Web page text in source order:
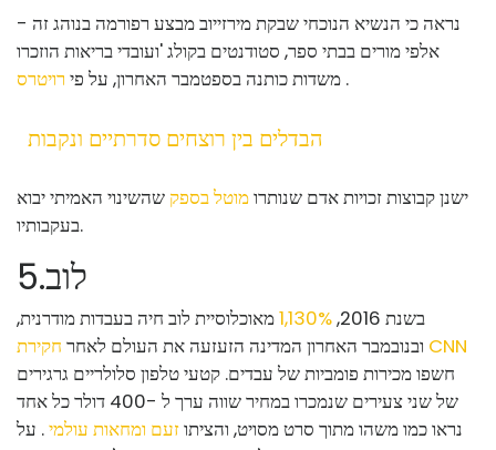
נראה כי הנשיא הנוכחי שבקת מירזייוב מבצע רפורמה בנוהג זה -
אלפי מורים בבתי ספר, סטודנטים בקולג 'ועובדי בריאות הוזכרו
משדות כותנה בספטמבר האחרון, על פי רויטרס .
הבדלים בין רוצחים סדרתיים ונקבות
ישנן קבוצות זכויות אדם שנותרומוטל בספק שהשינוי האמיתי יבוא
בעקבותיו.
5.לוב
בשנת 2016, 1,130%מאוכלוסיית לוב חיה בעבדות מודרנית,
ובנובמבר האחרון המדינה הזעזעה את העולם לאחר חקירת CNN
חשפו מכירות פומביות של עבדים. קטעי טלפון סלולריים גרגירים
של שני צעירים שנמכרו במחיר שווה ערך ל -400 דולר כל אחד
נראו כמו משהו מתוך סרט מסויט, והציתוזעם ומחאות עולמי. על